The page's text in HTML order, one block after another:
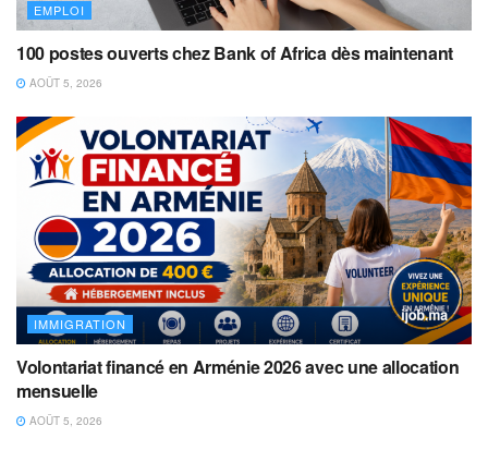
EMPLOI
100 postes ouverts chez Bank of Africa dès maintenant
AOÛT 5, 2026
IMMIGRATION
Volontariat financé en Arménie 2026 avec une allocation
mensuelle
AOÛT 5, 2026